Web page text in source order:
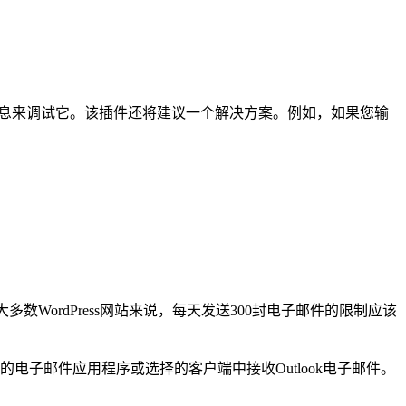
来调试它。该插件还将建议一个解决方案。例如，如果您输
数WordPress网站来说，每天发送300封电子邮件的限制应该
子邮件应用程序或选择的客户端中接收Outlook电子邮件。